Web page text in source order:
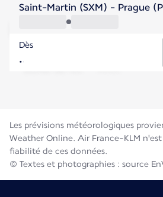
Rep Tchèque
Prague
Rep Tchèque
Saint-Martin (SXM) - Prague
Dès
Les prévisions météorologiques
Weather Online. Air France-KLM n'est
fiabilité de ces données.
© Textes et photographies : source